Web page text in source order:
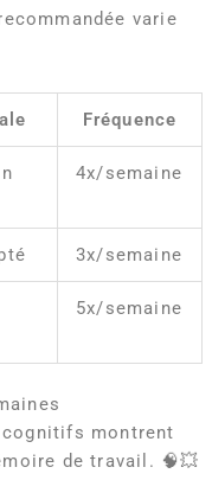
varie
Fréquence
4x/semaine
3x/semaine
5x/semaine
montrent
de travail. 🧠💥